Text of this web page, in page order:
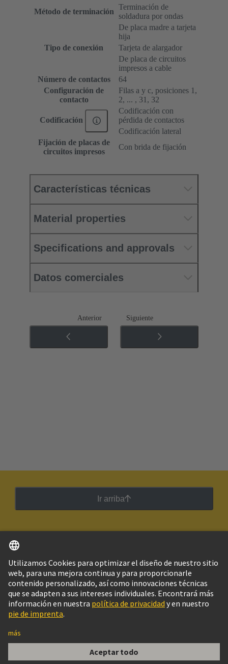
Método de terminación
Terminación de
soldadura por ondas
Tipo de conexión
De placa madre a tarjeta
hija
Tarjeta de alargador
De placa de circuitos
impresos a cable
Número de contactos
64
Configuración de
contacto
Filas a y c, posiciones 1,
2, ... , 31, 32
Codificación
Codificación con
pérdida de contactos
Codificación lateral
Fijación de placas de
circuitos impresos
Con brida de fijación
Características técnicas
Material properties
Specifications and approvals
Datos comerciales
Anterior Siguiente
Ir arriba
Argentina Español
© Grupo Tecnológico HARTING
Configuración de cookies